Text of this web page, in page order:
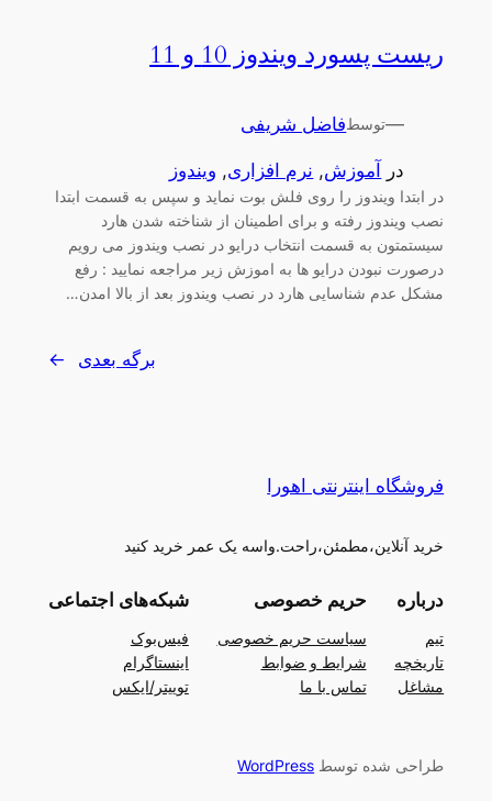
ریست پسورد ویندوز 10 و 11
—توسطفاضل شریفی
در آموزش, نرم افزاری, ویندوز
در ابتدا ویندوز را روی فلش بوت نماید و سپس به قسمت ابتدا
نصب ویندوز رفته و برای اطمینان از شناخته شدن هارد
سیستمتون به قسمت انتخاب درایو در نصب ویندوز می رویم
درصورت نبودن درایو ها به اموزش زیر مراجعه نمایید : رفع
مشکل عدم شناسایی هارد در نصب ویندوز بعد از بالا امدن…
برگه بعدی →
فروشگاه اینترنتی اهورا
خرید آنلاین،مطمئن،راحت.واسه یک عمر خرید کنید
درباره
تیم
تاریخچه
مشاغل
حریم خصوصی
سیاست حریم خصوصی
شرایط و ضوابط
تماس با ما
شبکه‌های اجتماعی
فیس‌بوک
اینستاگرام
توییتر/ایکس
طراحی شده توسط WordPress